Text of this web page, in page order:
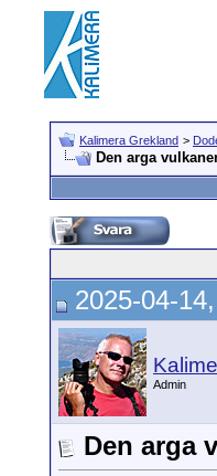
Kalimera Grekland >
Den arga
2025-04-
Admin
Den arga